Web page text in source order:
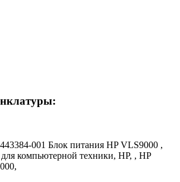
001 Блок питания HP VLS9000 ,
компьютерной техники, HP, , HP